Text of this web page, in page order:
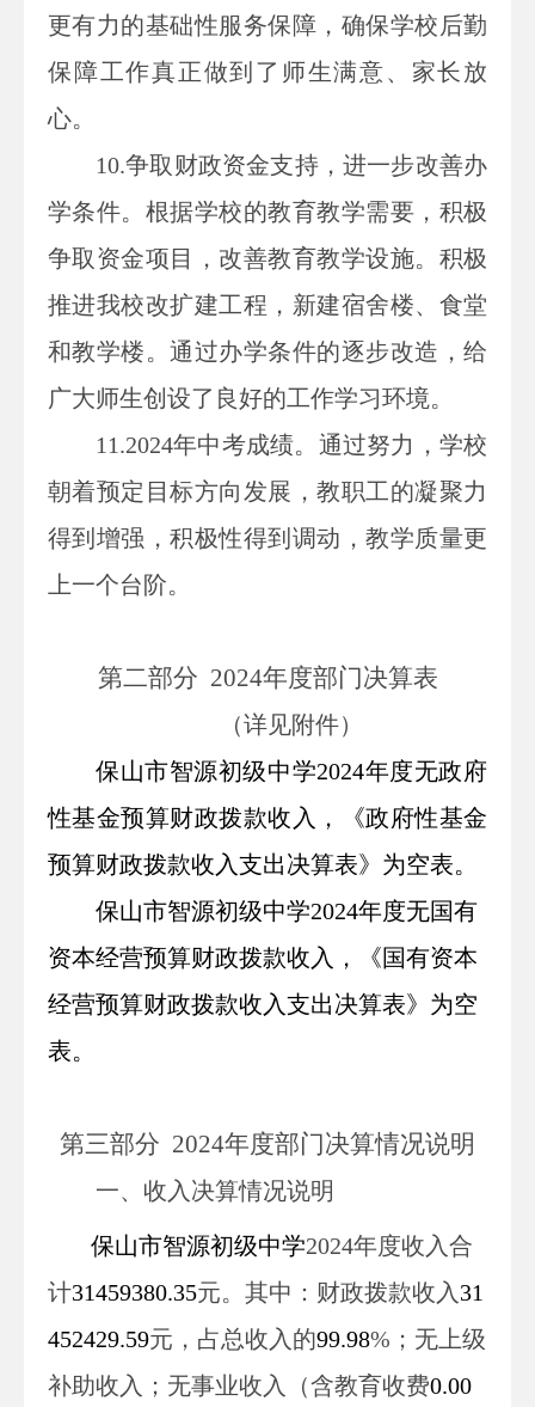
更有力的基础性服务保障，确保学校后勤
保障工作真正做到了师生满意、家长放
心。
10.争取财政资金支持，进一步改善办
学条件。根据学校的教育教学需要，积极
争取资金项目，改善教育教学设施。积极
推进我校改扩建工程，新建宿舍楼、食堂
和教学楼。通过办学条件的逐步改造，给
广大师生创设了良好的工作学习环境。
11.2024年中考成绩。通过努力，学校
朝着预定目标方向发展，教职工的凝聚力
得到增强，积极性得到调动，教学质量更
上一个台阶。
第二部分 2024年度部门决算表
（详见附件）
保山市智源初级中学2024年度无政府
性基金预算财政拨款收入 ，
《政府性基金
预算财政拨款收入支出决算表》 为空表。
保山市智源初级中学2024年度无国有
资本经营预算财政拨款收入 ，
《国有资本
经营预算财政拨款收入支出决算表》为空
表。
第三部分 2024年度部门决算情况说明
一、收入决算情况说明
保山市智源初级中学2024年度收入合
计31459380.35元。其中：财政拨款收入 31
452429.59元 ，占总收入的99.98%； 无 上级
补助收入； 无事业收入 （含教育收费0.00